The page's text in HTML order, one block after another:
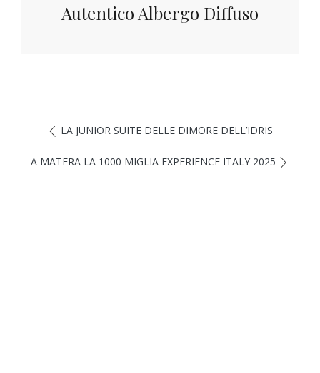
Autentico Albergo Diffuso
LA JUNIOR SUITE DELLE DIMORE DELL’IDRIS
A MATERA LA 1000 MIGLIA EXPERIENCE ITALY 2025